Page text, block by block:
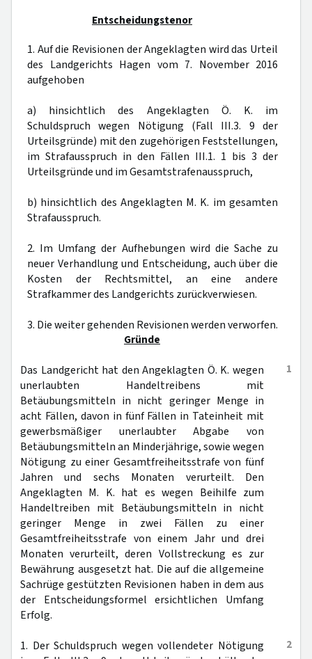
Entscheidungstenor
1. Auf die Revisionen der Angeklagten wird das Urteil
des Landgerichts Hagen vom 7. November 2016
aufgehoben
a) hinsichtlich des Angeklagten Ö. K. im
Schuldspruch wegen Nötigung (Fall III.3. 9 der
Urteilsgründe) mit den zugehörigen Feststellungen,
im Strafausspruch in den Fällen III.1. 1 bis 3 der
Urteilsgründe und im Gesamtstrafenausspruch,
b) hinsichtlich des Angeklagten M. K. im gesamten
Strafausspruch.
2. Im Umfang der Aufhebungen wird die Sache zu
neuer Verhandlung und Entscheidung, auch über die
Kosten der Rechtsmittel, an eine andere
Strafkammer des Landgerichts zurückverwiesen.
3. Die weiter gehenden Revisionen werden verworfen.
Gründe
1
Das Landgericht hat den Angeklagten Ö. K. wegen
unerlaubten Handeltreibens mit
Betäubungsmitteln in nicht geringer Menge in
acht Fällen, davon in fünf Fällen in Tateinheit mit
gewerbsmäßiger unerlaubter Abgabe von
Betäubungsmitteln an Minderjährige, sowie wegen
Nötigung zu einer Gesamtfreiheitsstrafe von fünf
Jahren und sechs Monaten verurteilt. Den
Angeklagten M. K. hat es wegen Beihilfe zum
Handeltreiben mit Betäubungsmitteln in nicht
geringer Menge in zwei Fällen zu einer
Gesamtfreiheitsstrafe von einem Jahr und drei
Monaten verurteilt, deren Vollstreckung es zur
Bewährung ausgesetzt hat. Die auf die allgemeine
Sachrüge gestützten Revisionen haben in dem aus
der Entscheidungsformel ersichtlichen Umfang
Erfolg.
2
1. Der Schuldspruch wegen vollendeter Nötigung